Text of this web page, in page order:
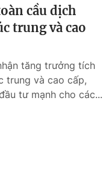
cầu dịch
trung và cao
tăng trưởng tích
trung và cao cấp,
tư mạnh cho các...